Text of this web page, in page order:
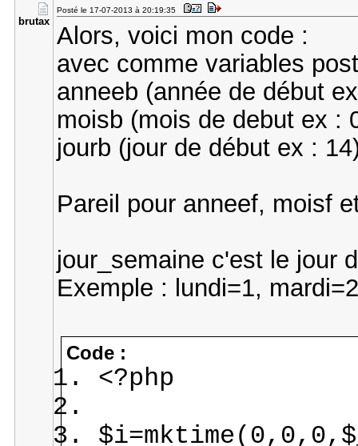
brutax
Posté le 17-07-2013 à 20:19:35
Alors, voici mon code :
avec comme variables
anneeb (année de début
moisb (mois de debut ex :
jourb (jour de début ex :
Pareil pour anneef, moisf
jour_semaine c'est le jour
Exemple : lundi=1,
Code :
<?php